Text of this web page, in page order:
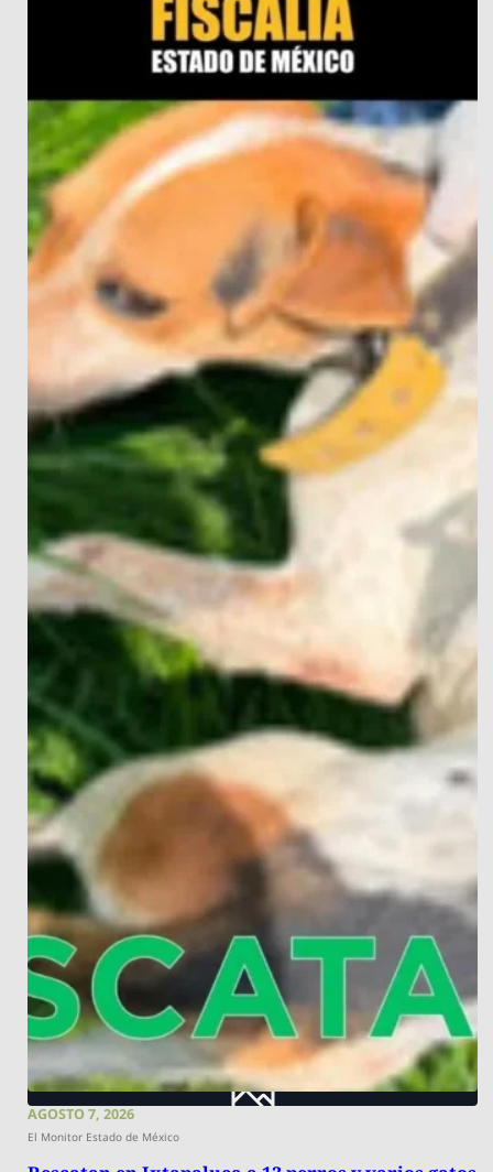
AGOSTO 7, 2026
El Monitor Estado de México